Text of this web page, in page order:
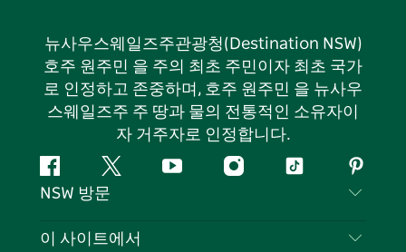
뉴사우스웨일즈주관광청(Destination NSW)
호주 원주민 을 주의 최초 주민이자 최초 국가
로 인정하고 존중하며, 호주 원주민 을 뉴사우
스웨일즈주 주 땅과 물의 전통적인 소유자이
자 거주자로 인정합니다.
페
이
북
지
다
유
인
틱
핀
터
스
NSW 방문
문의하기
이 사이트에서